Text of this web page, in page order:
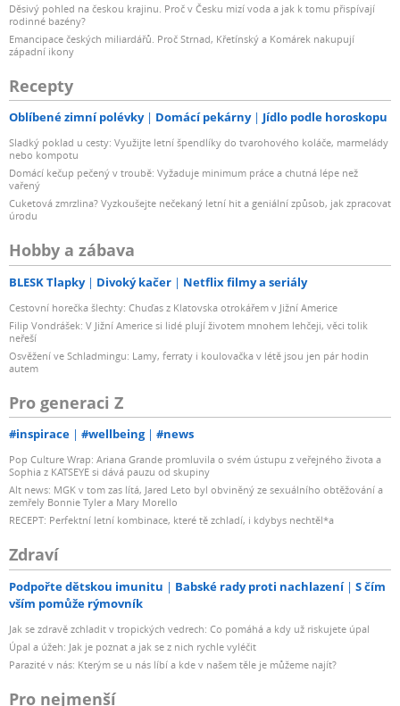
Děsivý pohled na českou krajinu. Proč v Česku mizí voda a jak k tomu přispívají
rodinné bazény?
Emancipace českých miliardářů. Proč Strnad, Křetínský a Komárek nakupují
západní ikony
Recepty
Oblíbené zimní polévky Domácí pekárny Jídlo podle horoskopu
Sladký poklad u cesty: Využijte letní špendlíky do tvarohového koláče, marmelády
nebo kompotu
Domácí kečup pečený v troubě: Vyžaduje minimum práce a chutná lépe než
vařený
Cuketová zmrzlina? Vyzkoušejte nečekaný letní hit a geniální způsob, jak zpracovat
úrodu
Hobby a zábava
BLESK Tlapky Divoký kačer Netflix filmy a seriály
Cestovní horečka šlechty: Chuďas z Klatovska otrokářem v Jižní Americe
Filip Vondrášek: V Jižní Americe si lidé plují životem mnohem lehčeji, věci tolik
neřeší
Osvěžení ve Schladmingu: Lamy, ferraty i koulovačka v létě jsou jen pár hodin
autem
Pro generaci Z
#inspirace #wellbeing #news
Pop Culture Wrap: Ariana Grande promluvila o svém ústupu z veřejného života a
Sophia z KATSEYE si dává pauzu od skupiny
Alt news: MGK v tom zas lítá, Jared Leto byl obviněný ze sexuálního obtěžování a
zemřely Bonnie Tyler a Mary Morello
RECEPT: Perfektní letní kombinace, které tě zchladí, i kdybys nechtěl*a
Zdraví
Podpořte dětskou imunitu Babské rady proti nachlazení
S čím
vším pomůže rýmovník
Jak se zdravě zchladit v tropických vedrech: Co pomáhá a kdy už riskujete úpal
Úpal a úžeh: Jak je poznat a jak se z nich rychle vyléčit
Parazité v nás: Kterým se u nás líbí a kde v našem těle je můžeme najít?
Pro nejmenší